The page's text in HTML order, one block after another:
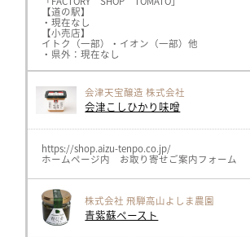
【道の駅】
・現在なし
【小売店】
イトク（一部）・イオン（一部）他
・県外：現在なし
会津天宝醸造 株式会社
会津こしひかり味噌
https://shop.aizu-tenpo.co.jp/
ホームページ内 お取り寄せご案内フォーム
株式会社 飛騨高山よしま農園
青紫蘇ペースト